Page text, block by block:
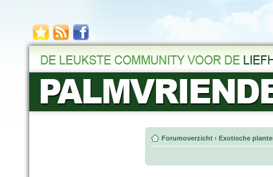
Forumoverzicht ‹ Exotische